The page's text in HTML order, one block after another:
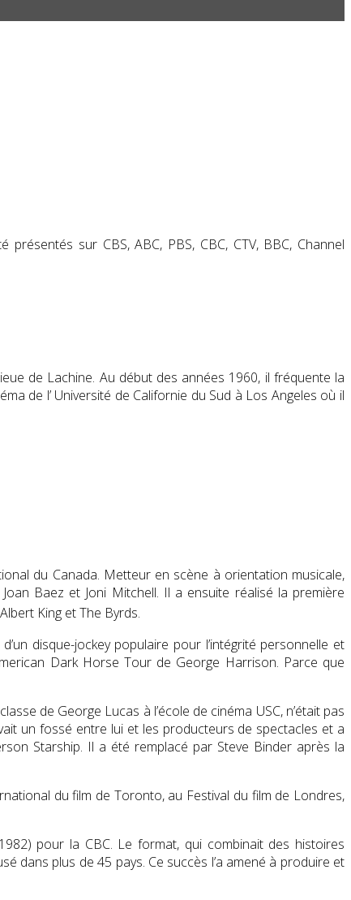
présentés sur CBS,ABC, PBS, CBC, CTV, BBC, Channel
de Lachine. Au début des années 1960, il fréquente la
de l’ Université de Californie du Sud à Los Angeles où il
du Canada. Metteur en scène à orientation musicale,
Joan Baez et Joni Mitchell. Il a ensuite réalisé la première
Albert King etThe Byrds.
disque-jockey populaire pour l’intégrité personnelle et
Dark Horse Tour de George Harrison. Parce que
de George Lucas à l’école de cinéma USC, n’était pas
un fossé entre lui et les producteurs de spectacles et a
Starship. Il a été remplacé par Steve Binder après la
du film de Toronto, au Festival du film de Londres,
pour la CBC. Le format, qui combinait des histoires
dans plus de 45 pays. Ce succès l’a amené à produire et